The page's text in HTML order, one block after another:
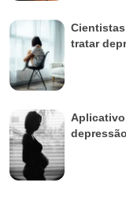
tratar
Aplicativo